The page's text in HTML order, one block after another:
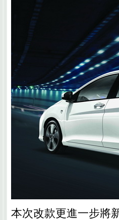
本次改款更進一步將